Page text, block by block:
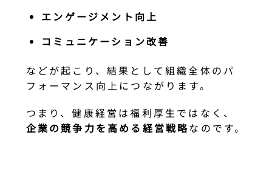
エンゲージメント向上
コミュニケーション改善
などが起こり、結果として組織全体のパ
フォーマンス向上につながります。
つまり、健康経営は福利厚生ではなく、
企業の競争力を高める経営戦略なのです。